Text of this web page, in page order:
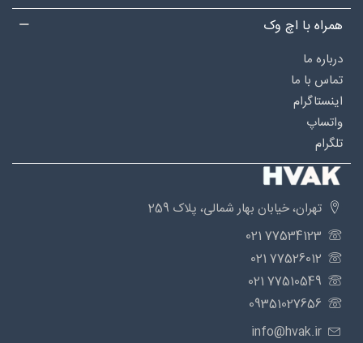
همراه با اچ وک
درباره‌ ما
تماس با ما
اینستاگرام
واتساپ
تلگرام
تهران، خیابان بهار شمالی، پلاک 259
77534123 021
77526012 021
77510549 021
09351027656
info@hvak.ir